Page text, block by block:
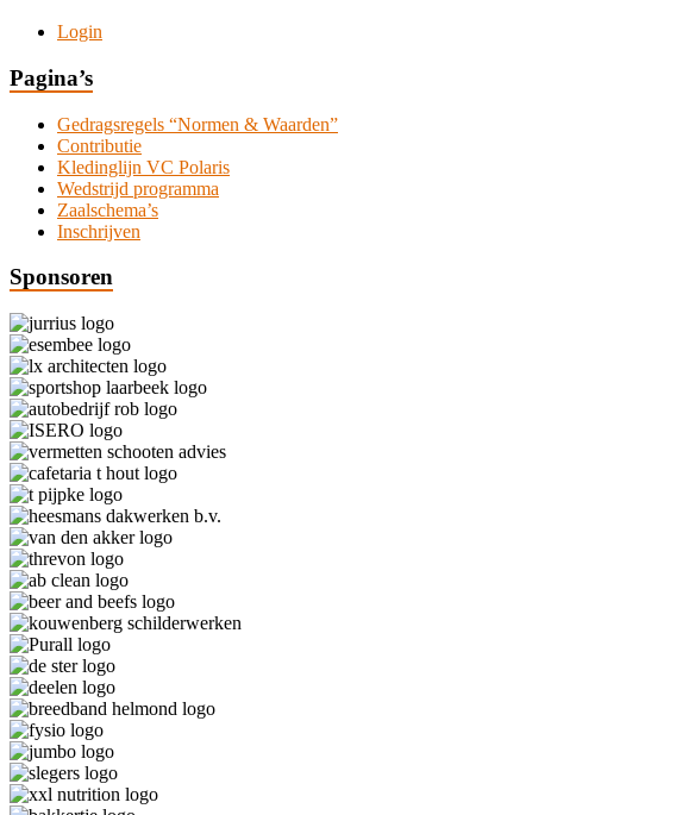
Login
Pagina’s
Gedragsregels “Normen & Waarden”
Contributie
Kledinglijn VC Polaris
Wedstrijd programma
Zaalschema’s
Inschrijven
Sponsoren